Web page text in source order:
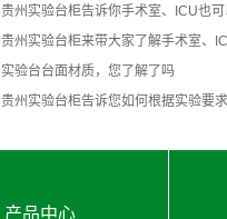
贵州实验台柜告诉你手术室、ICU也可
贵州实验台柜来带大家了解手术室、
实验台台面材质，您了解了吗
贵州实验台柜告诉您如何根据实验要
产品中心